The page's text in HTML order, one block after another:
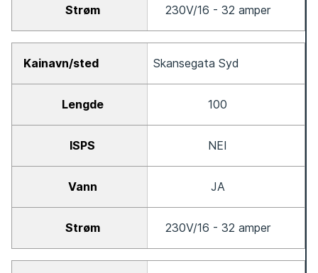
230V/16 - 32 amper
Skansegata Syd
100
NEI
JA
230V/16 - 32 amper